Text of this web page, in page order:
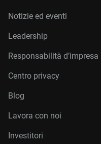
Notizie ed eventi
Leadership
Responsabilità d’impresa
Centro privacy
Blog
Lavora con noi
Investitori